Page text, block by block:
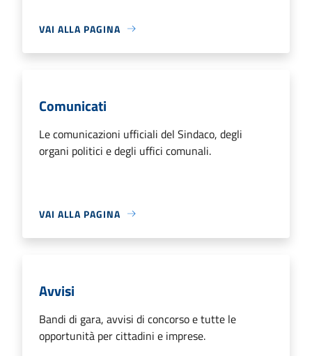
VAI ALLA PAGINA
Comunicati
Le comunicazioni ufficiali del Sindaco, degli
organi politici e degli uffici comunali.
VAI ALLA PAGINA
Avvisi
Bandi di gara, avvisi di concorso e tutte le
opportunità per cittadini e imprese.